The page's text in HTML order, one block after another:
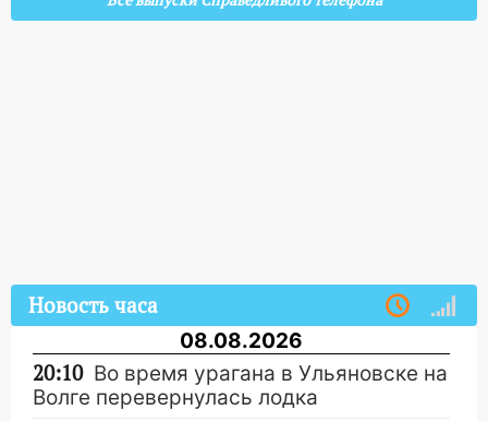
Новость часа
08.08.2026
20:10 Во время урагана в Ульяновске на
Волге перевернулась лодка